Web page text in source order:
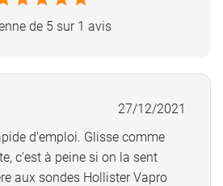
stérile pour homme
: CH10 - CH14
PVC ni phtalates
de 5 sur 1 avis
27/12/2021
d'emploi. Glisse comme
c'est à peine si on la sent
aux sondes Hollister Vapro